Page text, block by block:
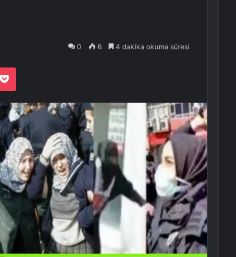
0 6 4 dakika okuma süresi
Pocket